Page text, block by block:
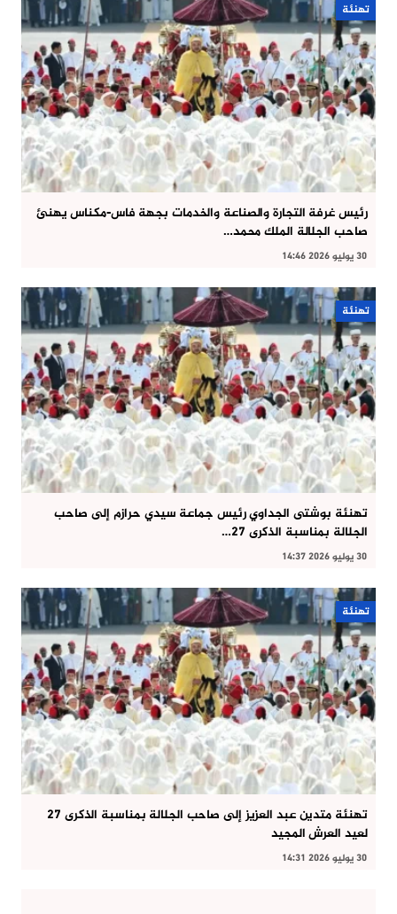
تهنئة
رئيس غرفة التجارة والصناعة والخدمات بجهة فاس-مكناس يهنئ
صاحب الجلالة الملك محمد…
30 يوليو 2026 14:46
تهنئة
تهنئة بوشتى الجداوي رئيس جماعة سيدي حرازم إلى صاحب
الجلالة بمناسبة الذكرى 27…
30 يوليو 2026 14:37
تهنئة
تهنئة متدين عبد العزيز إلى صاحب الجلالة بمناسبة الذكرى 27
لعيد العرش المجيد
30 يوليو 2026 14:31